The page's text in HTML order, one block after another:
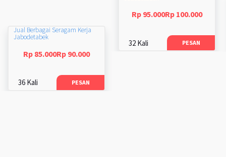
Rp 95.000Rp 100.000
32 Kali PESAN
Jual Berbagai Seragam Kerja
Jabodetabek
Rp 85.000Rp 90.000
36 Kali PESAN